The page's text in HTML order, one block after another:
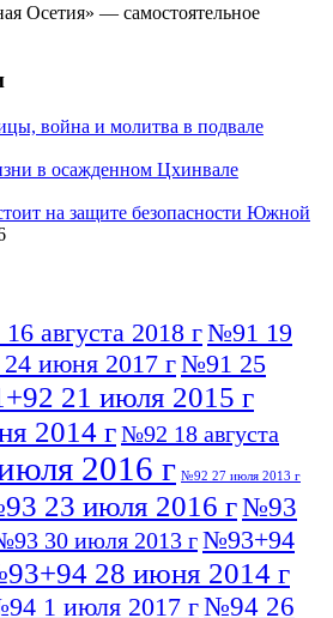
Осетия» — самостоятельное
война и молитва в подвале
в осажденном Цхинвале
на защите безопасности Южной
августа 2018 г№91 19
июня 2017 г№91 25
21 июля 2015 г
2014 г№92 18 августа
2016 г №92 27 июля 2013 г
23 июля 2016 г№93
30 июля 2013 г№93+94
28 июня 2014 г
1 июля 2017 г№94 26